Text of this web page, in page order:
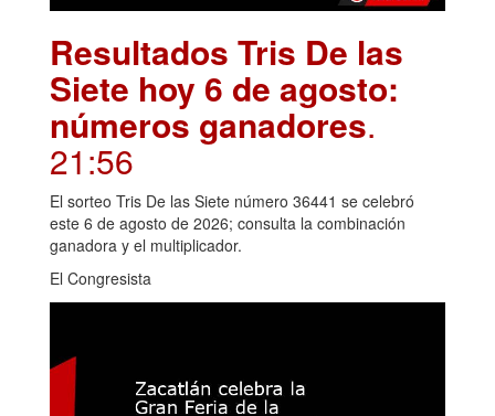
Resultados Tris De las
Siete hoy 6 de agosto:
números ganadores.
21:56
El sorteo Tris De las Siete número 36441 se celebró
este 6 de agosto de 2026; consulta la combinación
ganadora y el multiplicador.
El Congresista